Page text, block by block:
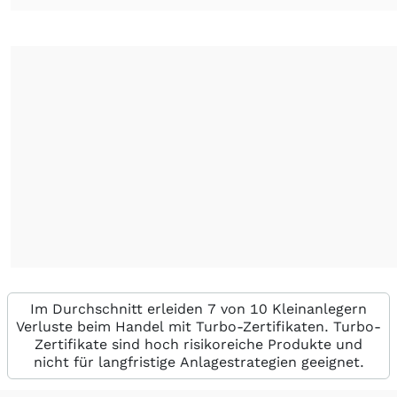
Im Durchschnitt erleiden 7 von 10 Kleinanlegern
Verluste beim Handel mit Turbo-Zertifikaten. Turbo-
Zertifikate sind hoch risikoreiche Produkte und
nicht für langfristige Anlagestrategien geeignet.